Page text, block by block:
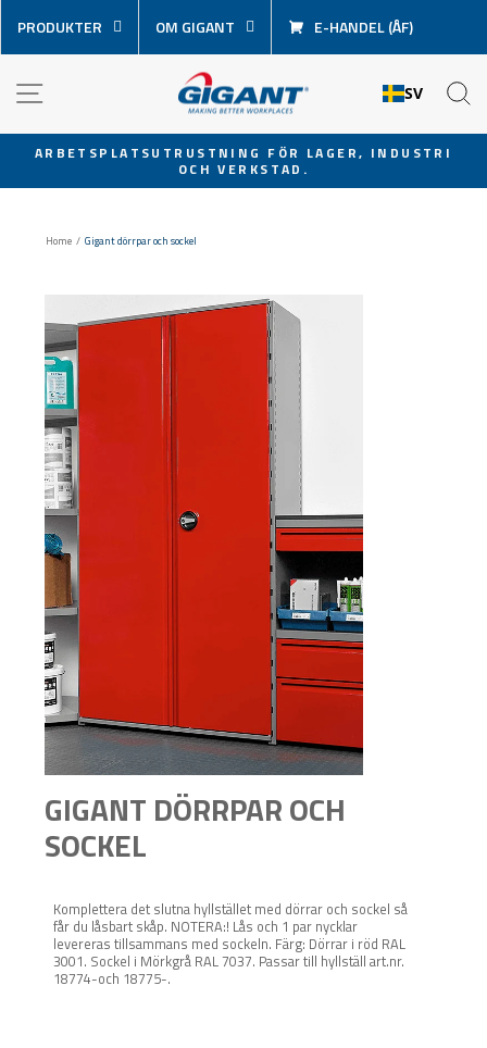
över
innehåll
PRODUKTER OM GIGANT E-HANDEL (ÅF)
SV
Pausa
ARBETSPLATSUTRUSTNING FÖR LAGER, INDUSTRI
OCH VERKSTAD.
Home / Gigant dörrpar och sockel
GIGANT DÖRRPAR OCH
SOCKEL
Komplettera det slutna hyllstället med dörrar och sockel så
får du låsbart skåp. NOTERA:! Lås och 1 par nycklar
levereras tillsammans med sockeln. Färg: Dörrar i röd RAL
3001. Sockel i Mörkgrå RAL 7037. Passar till hyllställ art.nr.
18774-och 18775-.